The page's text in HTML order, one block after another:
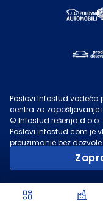
Poslovi Infostud vodeća
centra za zapošljavanje
© Infostud rešenja
Poslovi.infostud.com je
preuzimanje bez dozvole
u druge svrhe, osim za